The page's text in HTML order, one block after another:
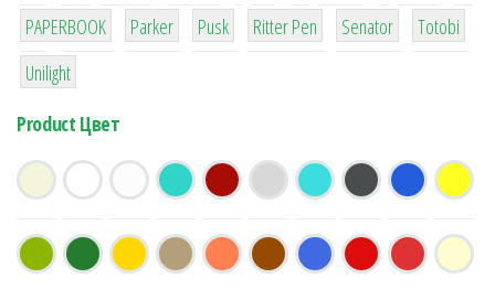
8
PAPERBOOK
6
Parker
2
Pusk
22
Ritter Pen
15
Senator
43
Totobi
1
Unilight
Product Цвет